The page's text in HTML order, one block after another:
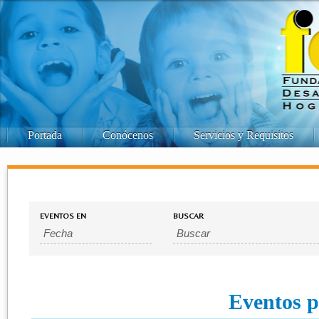
Portada Conócenos Servicios y Requisitos
EVENTOS EN BUSCAR
Eventos